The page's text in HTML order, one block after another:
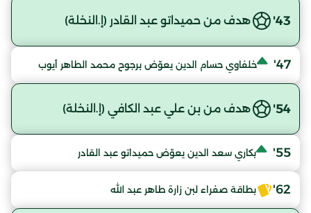
43' هدف من حميداتو عبد القادر (إ.النخلة)
47' خلفاوي حسام الدين يعوّض برجوح محمد الطاهر أيوب
54' هدف من بن علي عبد الكافي (إ.النخلة)
55' بكاري سعد الدين يعوّض حميداتو عبد القادر
62' بطاقة صفراء لبن زارة طاهر عبد الله